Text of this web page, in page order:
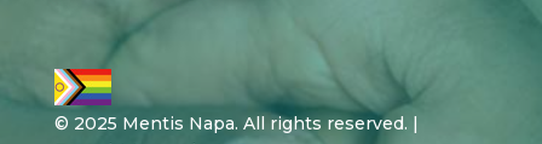
© 2025 Mentis Napa. All rights reserved. |